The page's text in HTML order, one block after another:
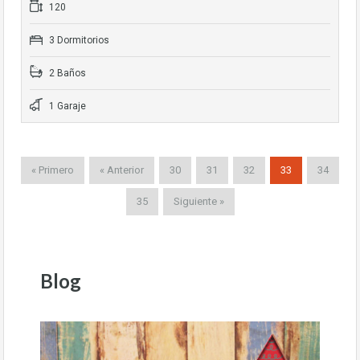
120
3 Dormitorios
2 Baños
1 Garaje
« Primero « Anterior 30 31 32 33 34
35 Siguiente »
Blog